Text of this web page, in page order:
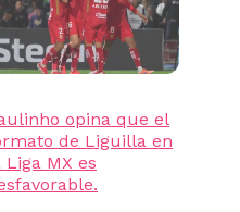
opina que el
de Liguilla en
Liga MX es